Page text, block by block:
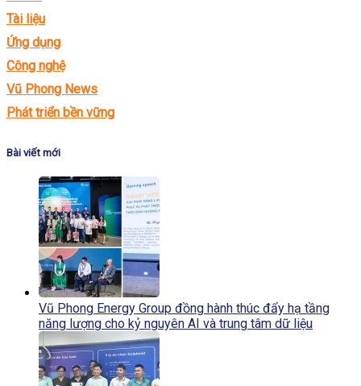
Tài liệu
Ứng dụng
Công nghệ
Vũ Phong News
Phát triển bền vững
Bài viết mới
Vũ Phong Energy Group đồng hành thúc đẩy hạ tầng
năng lượng cho kỷ nguyên AI và trung tâm dữ liệu